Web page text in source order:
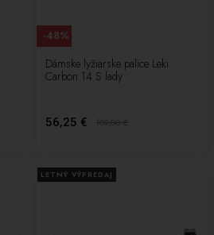
Dámske lyžiarske palice Leki
Carbon 14 S lady
56,25 € 109,00€
-48%
LETNÝ VÝPREDAJ